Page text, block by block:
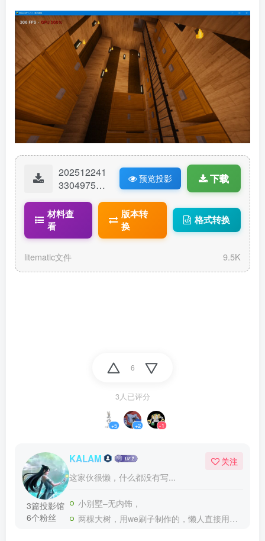
202512241
33049753-
matic
预览投影 下载
材料查
看
版本转
换
格式转换
litematic文件 9.5K
6
3人已评分
+5 +2 -1
3篇投影馆
6个粉丝
KALAM
这家伙很懒，什么都没有写...
关注
小别墅–无内饰，
两棵大树，用we刷子制作的，懒人直接用投影粘贴吧！